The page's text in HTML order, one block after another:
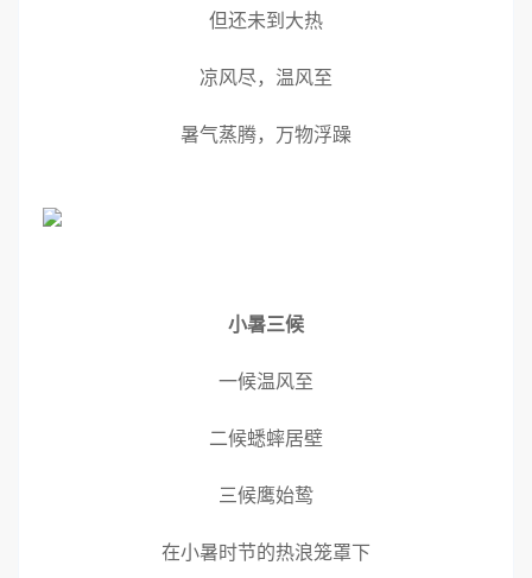
但还未到大热
凉风尽，温风至
暑气蒸腾，万物浮躁
小暑三候
一候温风至
二候蟋蟀居壁
三候鹰始鸷
在小暑时节的热浪笼罩下